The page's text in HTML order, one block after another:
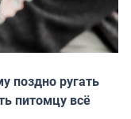
поздно ругать
питомцу всё